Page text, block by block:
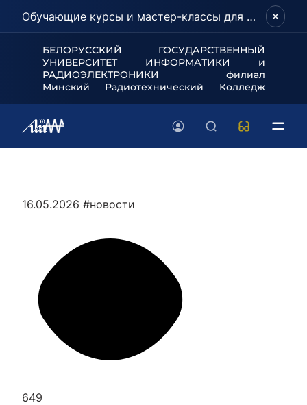
Обучающие курсы и мастер-классы для школьников и абитуриентов!
БЕЛОРУССКИЙ ГОСУДАРСТВЕННЫЙ
УНИВЕРСИТЕТ ИНФОРМАТИКИ и
РАДИОЭЛЕКТРОНИКИ филиал
Минский Радиотехнический Колледж
16.05.2026 #новости
649